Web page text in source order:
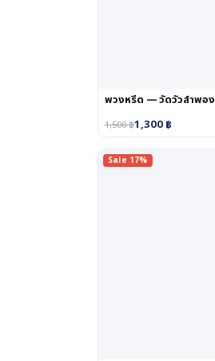
พวงหรีด — วัดวัวลำพอง
1,500฿1,300 ฿
Sale 17%